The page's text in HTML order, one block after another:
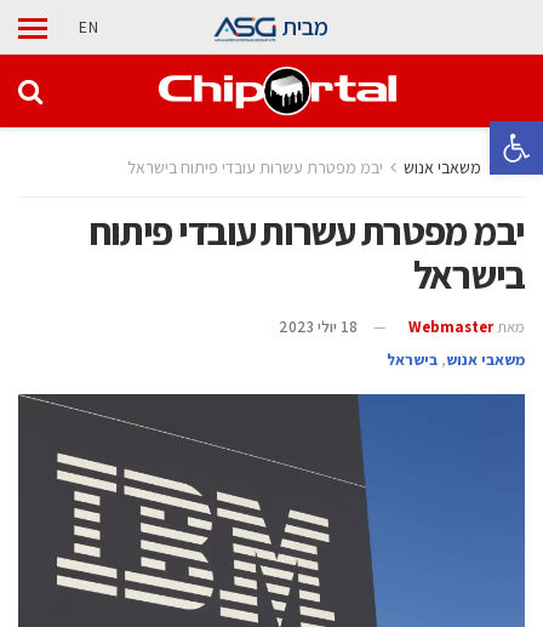
פתח סרגל נגישות
מבית EN
בית משאבי אנוש יבמ מפטרת עשרות עובדי פיתוח בישראל
יבמ מפטרת עשרות עובדי פיתוח
בישראל
מאת Webmaster
18 יולי 2023
משאבי אנוש, בישראל